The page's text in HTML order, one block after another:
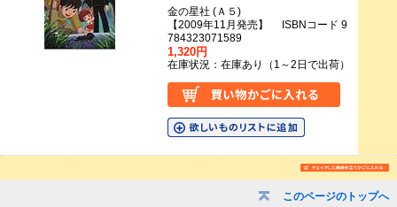
このページのトップへ
金の星社 (Ａ５)
【2009年11月発売】 ISBNコード 9
784323071589
1,320円
在庫状況：在庫あり（1～2日で出荷）